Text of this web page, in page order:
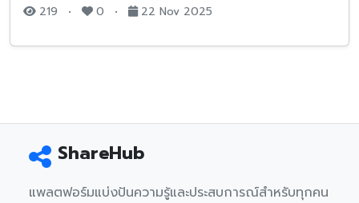
219 • 0 • 22 Nov 2025
ShareHub
แพลตฟอร์มแบ่งปันความรู้และประสบการณ์สำหรับทุกคน